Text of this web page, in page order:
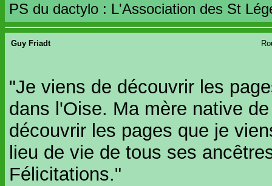
PS du dactylo : L'Association des St
Guy Friadt
"Je viens de découvrir les
dans l'Oise. Ma mère native
découvrir les pages que je
lieu de vie de tous ses
Félicitations."